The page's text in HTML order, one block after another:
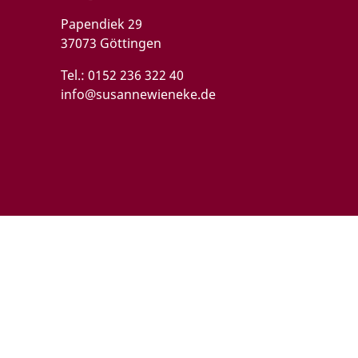
Papendiek 29
37073 Göttingen
Tel.: 0152 236 322 40
info@susannewieneke.de